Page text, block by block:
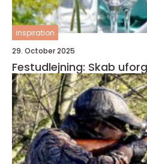
inspiration
29. October 2025
Festudlejning: Skab